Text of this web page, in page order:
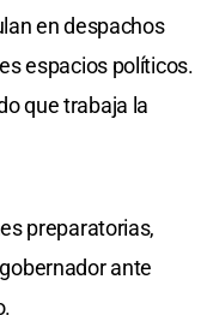
en despachos
espacios políticos.
que trabaja la
preparatorias,
ante